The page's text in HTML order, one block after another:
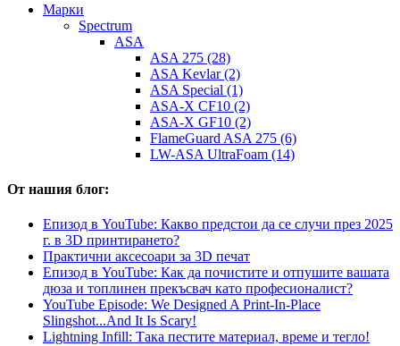
Mарки
Spectrum
ASA
ASA 275 (28)
ASA Kevlar (2)
ASA Special (1)
ASA-X CF10 (2)
ASA-X GF10 (2)
FlameGuard ASA 275 (6)
LW-ASA UltraFoam (14)
От нашия блог:
Епизод в YouTube: Какво предстои да се случи през 2025
г. в 3D принтирането?
Практични аксесоари за 3D печат
Епизод в YouTube: Как да почистите и отпушите вашата
дюза и топлинен прекъсвач като професионалист?
YouTube Episode: We Designed A Print-In-Place
Slingshot...And It Is Scary!
Lightning Infill: Така пестите материал, време и тегло!